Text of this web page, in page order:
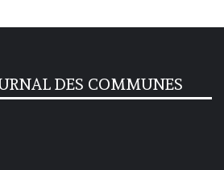
DES COMMUNES